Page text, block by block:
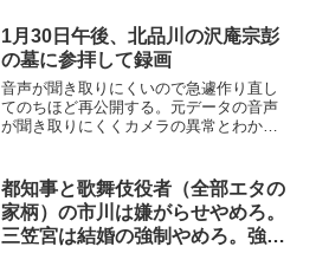
るカマ」だというための立憲民主・国
民・枝野・蓮舫・海江田・東...
1月30日午後、北品川の沢庵宗彭
の墓に参拝して録画
音声が聞き取りにくいので急遽作り直し
てのちほど再公開する。元データの音声
が聞き取りにくくカメラの異常とわかっ
区の青山学院大卒の鯖江エージェント
（サイバーエージェント）の...
都知事と歌舞伎役者（全部エタの
家柄）の市川は嫌がらせやめろ。
三笠宮は結婚の強制やめろ。強制